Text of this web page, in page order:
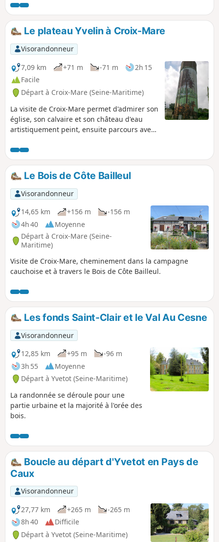
routes départementales.
Le plateau Yvelin à Croix-Mare
Visorandonneur
7,09 km
+71 m -71 m
2h 15
Facile
Départ à Croix-Mare (Seine-Maritime)
La visite de Croix-Mare permet d'admirer son
église, son calvaire et son château d'eau
artistiquement peint, ensuite parcours avec
dans les bois.
Le Bois de Côte Bailleul
Visorandonneur
14,65 km
+156 m
-156 m
4h 40
Moyenne
Départ à Croix-Mare (Seine-
Maritime)
Visite de Croix-Mare, cheminement dans la campagne
cauchoise et à travers le Bois de Côte Bailleul.
Les fonds Saint-Clair et le Val Au Cesne
Visorandonneur
12,85 km
+95 m
-96 m
3h 55
Moyenne
Départ à Yvetot (Seine-Maritime)
La randonnée se déroule pour une
partie urbaine et la majorité à l'orée des
bois.
Boucle au départ d'Yvetot en Pays de
Caux
Visorandonneur
27,77 km
+265 m
-265 m
8h 40
Difficile
Départ à Yvetot (Seine-Maritime)